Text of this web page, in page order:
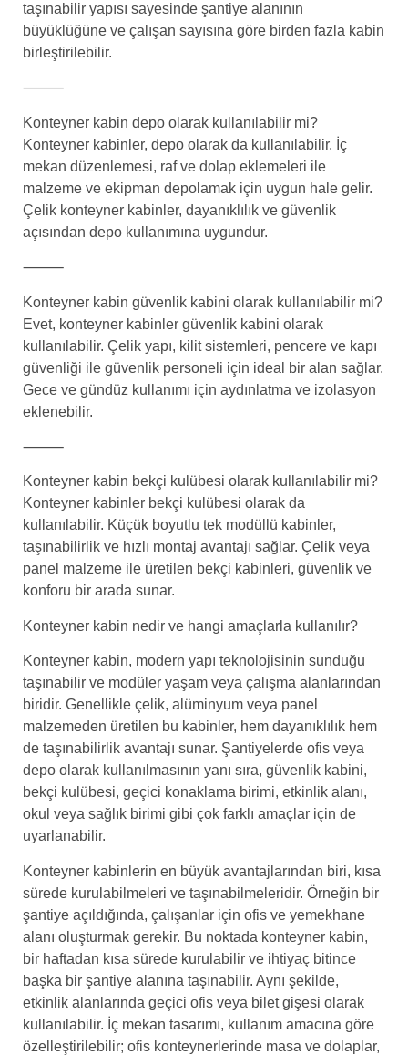
taşınabilir yapısı sayesinde şantiye alanının
büyüklüğüne ve çalışan sayısına göre birden fazla kabin
birleştirilebilir.
⸻
Konteyner kabin depo olarak kullanılabilir mi?
Konteyner kabinler, depo olarak da kullanılabilir. İç
mekan düzenlemesi, raf ve dolap eklemeleri ile
malzeme ve ekipman depolamak için uygun hale gelir.
Çelik konteyner kabinler, dayanıklılık ve güvenlik
açısından depo kullanımına uygundur.
⸻
Konteyner kabin güvenlik kabini olarak kullanılabilir mi?
Evet, konteyner kabinler güvenlik kabini olarak
kullanılabilir. Çelik yapı, kilit sistemleri, pencere ve kapı
güvenliği ile güvenlik personeli için ideal bir alan sağlar.
Gece ve gündüz kullanımı için aydınlatma ve izolasyon
eklenebilir.
⸻
Konteyner kabin bekçi kulübesi olarak kullanılabilir mi?
Konteyner kabinler bekçi kulübesi olarak da
kullanılabilir. Küçük boyutlu tek modüllü kabinler,
taşınabilirlik ve hızlı montaj avantajı sağlar. Çelik veya
panel malzeme ile üretilen bekçi kabinleri, güvenlik ve
konforu bir arada sunar.
Konteyner kabin nedir ve hangi amaçlarla kullanılır?
Konteyner kabin, modern yapı teknolojisinin sunduğu
taşınabilir ve modüler yaşam veya çalışma alanlarından
biridir. Genellikle çelik, alüminyum veya panel
malzemeden üretilen bu kabinler, hem dayanıklılık hem
de taşınabilirlik avantajı sunar. Şantiyelerde ofis veya
depo olarak kullanılmasının yanı sıra, güvenlik kabini,
bekçi kulübesi, geçici konaklama birimi, etkinlik alanı,
okul veya sağlık birimi gibi çok farklı amaçlar için de
uyarlanabilir.
Konteyner kabinlerin en büyük avantajlarından biri, kısa
sürede kurulabilmeleri ve taşınabilmeleridir. Örneğin bir
şantiye açıldığında, çalışanlar için ofis ve yemekhane
alanı oluşturmak gerekir. Bu noktada konteyner kabin,
bir haftadan kısa sürede kurulabilir ve ihtiyaç bitince
başka bir şantiye alanına taşınabilir. Aynı şekilde,
etkinlik alanlarında geçici ofis veya bilet gişesi olarak
kullanılabilir. İç mekan tasarımı, kullanım amacına göre
özelleştirilebilir; ofis konteynerlerinde masa ve dolaplar,